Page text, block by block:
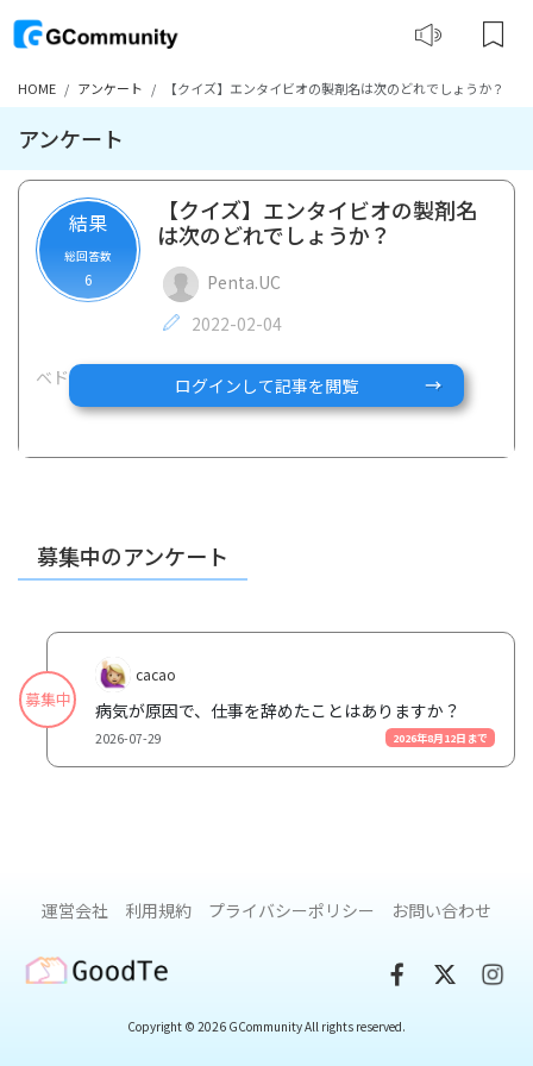
HOME アンケート 【クイズ】エンタイビオの製剤名は次のどれでしょうか？
アンケート
結果
総回答数
6
【クイズ】エンタイビオの製剤名
は次のどれでしょうか？
Penta.UC
2022-02-04
ベドリズマズ ログインして記事を閲覧
募集中のアンケート
募集中
cacao
病気が原因で、仕事を辞めたことはありますか？
2026-07-29 2026年8月12日まで
運営会社 利用規約 プライバシーポリシー お問い合わせ
GoodTe
Copyright © 2026 GCommunity All rights reserved.